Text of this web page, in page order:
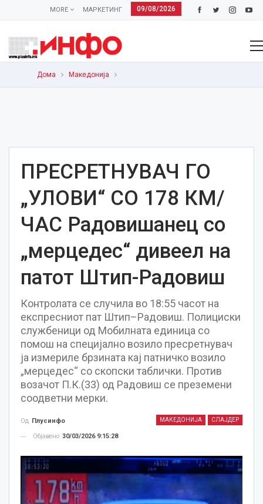
09/08/2026
МАРКЕТИНГ
MORE
Дома Македонија
ПРЕСРЕТНУВАЧ ГО
„УЛОВИ“ СО 178 КМ/
ЧАС Радовишанец со
„мерцедес“ дивеел на
патот Штип-Радовиш
Контролата се случила во 18:55 часот на
експресниот пат Штип–Радовиш. Полициски
службеници од Мобилната единица со
помош на специјално возило пресретнувач
ја измериле брзината кај патничко возило
„мерцедес“ со скопски таблички. Против
возачот П.К.(33) од Радовиш се преземени
соодветни мерки.
МАКЕДОНИЈА СЛАЈДЕР
Од Плусинфо
Објавено 30/03/2026 9:15:28